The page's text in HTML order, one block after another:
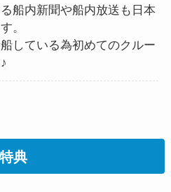
船内新聞や船内放送も日本
。
している為初めてのクルー
典